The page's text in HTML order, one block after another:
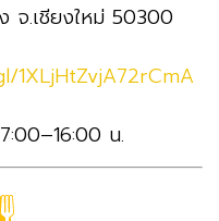
จ.เชียงใหม่ 50300
1XLjHtZvjA72rCmA
น.